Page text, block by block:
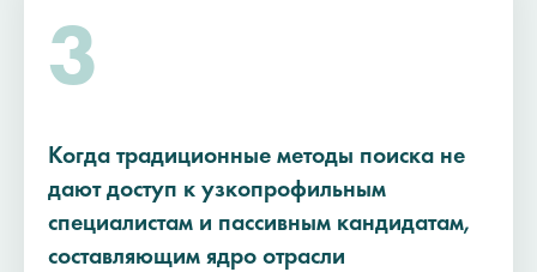
3
Когда традиционные методы поиска не
дают доступ к узкопрофильным
специалистам и пассивным кандидатам,
составляющим ядро отрасли